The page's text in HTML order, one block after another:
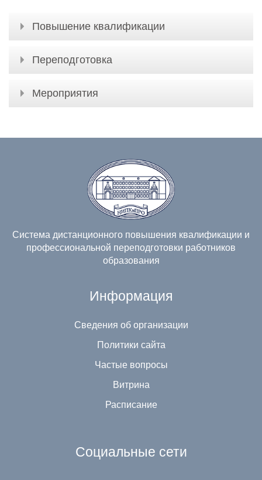
Повышение квалификации
Переподготовка
Мероприятия
Система дистанционного повышения квалификации и
профессиональной переподготовки работников
образования
Информация
Сведения об организации
Политики сайта
Частые вопросы
Витрина
Расписание
Социальные сети